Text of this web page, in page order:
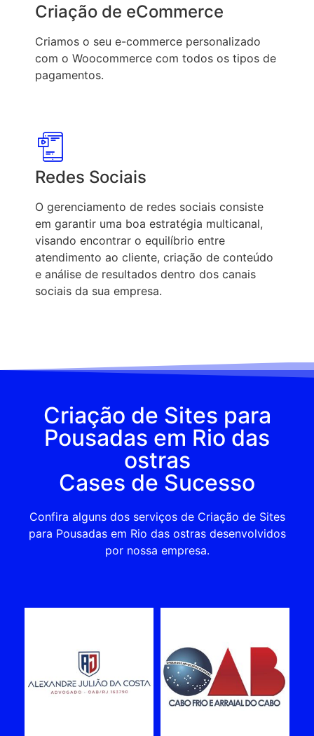
Criação de eCommerce
Criamos o seu e-commerce personalizado
com o Woocommerce com todos os tipos de
pagamentos.
Redes Sociais
O gerenciamento de redes sociais consiste
em garantir uma boa estratégia multicanal,
visando encontrar o equilíbrio entre
atendimento ao cliente, criação de conteúdo
e análise de resultados dentro dos canais
sociais da sua empresa.
Criação de Sites para
Pousadas em Rio das
ostras
Cases de Sucesso
Confira alguns dos serviços de Criação de Sites
para Pousadas em Rio das ostras desenvolvidos
por nossa empresa.